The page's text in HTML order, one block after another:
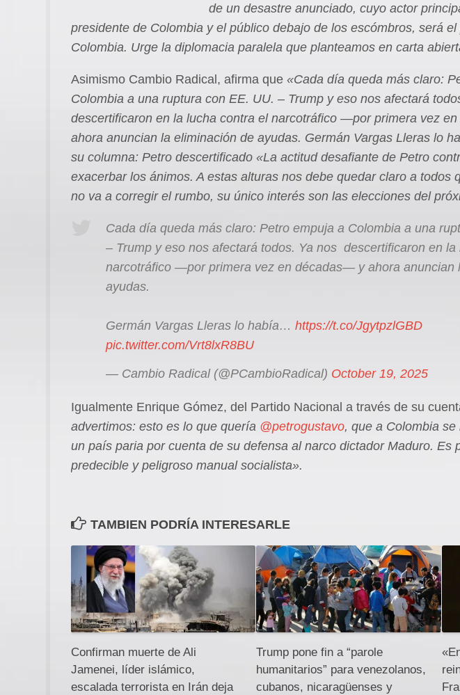
de un desastre anunciado, cuyo actor
presidente de Colombia y el público debajo de los escómbros, será
Colombia. Urge la diplomacia paralela que planteamos en carta
Asimismo Cambio Radical, afirma que «Cada día queda más claro:
Colombia a una ruptura con EE. UU. – Trump y eso nos afectará
descertificaron en la lucha contra el narcotráfico —por primera vez
ahora anuncian la eliminación de ayudas. Germán Vargas Lleras lo
su columna: Petro descertificado «La actitud desafiante de Petro
exacerbar los ánimos. A estas alturas nos debe quedar claro a todos
no va a corregir el rumbo, su único interés son las elecciones del
Cada día queda más claro: Petro empuja a Colombia a una
– Trump y eso nos afectará todos. Ya nos descertificaron en la
narcotráfico —por primera vez en décadas— y ahora anuncian
ayudas.
Germán Vargas Lleras lo había… https://t.co/JgytpzlGBD
pic.twitter.com/Vrt8lxR8BU
— Cambio Radical (@PCambioRadical) October 19, 2025
Igualmente Enrique Gómez, del Partido Nacional a través de su
advertimos: esto es lo que quería @petrogustavo, que a Colombia
un país paria por cuenta de su defensa al narco dictador Maduro. Es
predecible y peligroso manual socialista».
TAMBIEN PODRÍA INTERESARLE
Confirman muerte de Ali
Jamenei, líder islámico,
escalada terrorista en Irán deja
Trump pone fin a “parole
humanitarios” para venezolanos,
cubanos, nicaragüenses y